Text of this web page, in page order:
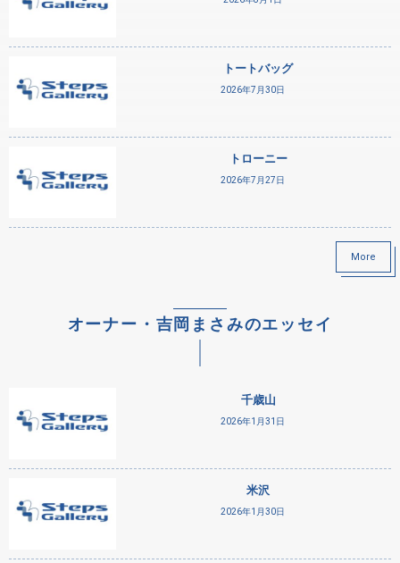
トートバッグ
2026年7月30日
トローニー
2026年7月27日
More
オーナー・吉岡まさみのエッセイ
千歳山
2026年1月31日
米沢
2026年1月30日